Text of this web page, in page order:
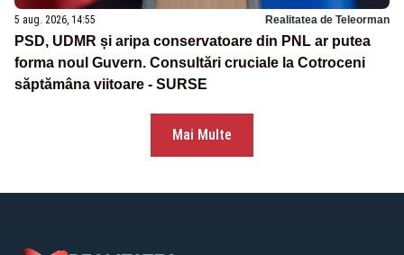
5 aug. 2026, 14:55 Realitatea de Teleorman
PSD, UDMR și aripa conservatoare din PNL ar putea
forma noul Guvern. Consultări cruciale la Cotroceni
săptămâna viitoare - SURSE
Mai Multe